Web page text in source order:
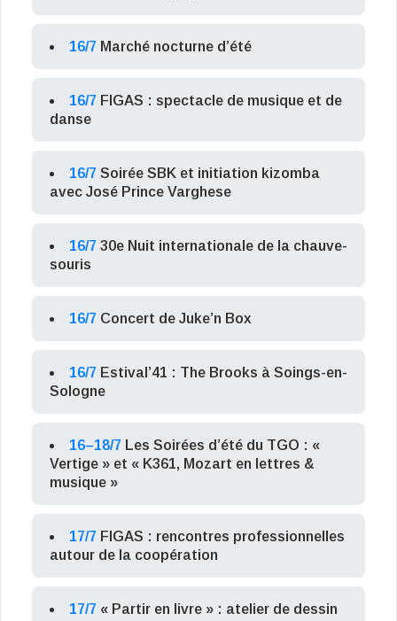
16/7 Marché nocturne d’été
16/7 FIGAS : spectacle de musique et de
danse
16/7 Soirée SBK et initiation kizomba
avec José Prince Varghese
16/7 30e Nuit internationale de la chauve-
souris
16/7 Concert de Juke’n Box
16/7 Estival’41 : The Brooks à Soings-en-
Sologne
16–18/7 Les Soirées d’été du TGO : «
Vertige » et « K361, Mozart en lettres &
musique »
17/7 FIGAS : rencontres professionnelles
autour de la coopération
17/7 « Partir en livre » : atelier de dessin